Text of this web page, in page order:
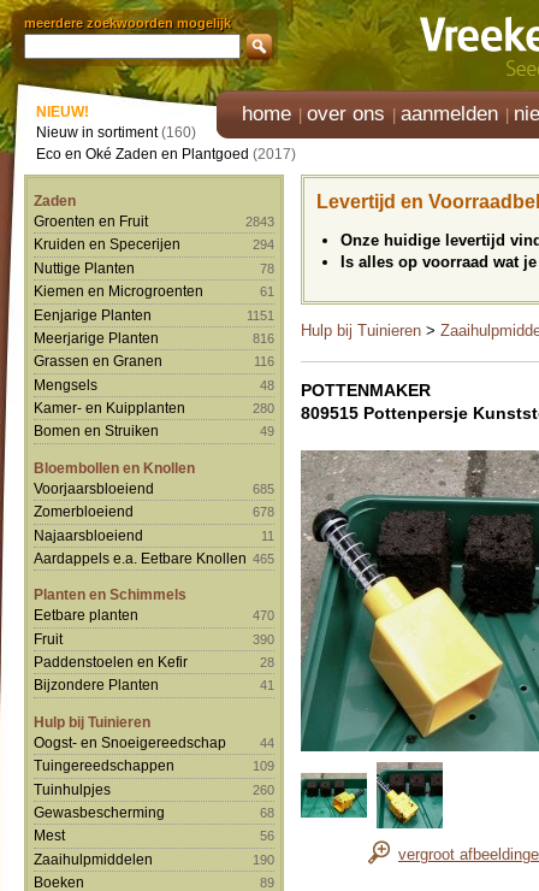
meerdere zoekwoorden mogelijk
home over ons aanmelden
NIEUW!
Nieuw in sortiment(160)
Eco en Oké Zaden en Plantgoed (2017)
Zaden
Groenten en Fruit
2843
Kruiden en Specerijen 294
Nuttige Planten 78
Kiemen en Microgroenten 61
Eenjarige Planten 1151
Meerjarige Planten 816
Grassen en Granen 116
Mengsels 48
Kamer- en Kuipplanten 280
Bomen en Struiken 49
Bloembollen en Knollen
Voorjaarsbloeiend
685
Zomerbloeiend 678
Najaarsbloeiend 11
Aardappels e.a. Eetbare Knollen 465
Planten en Schimmels
Eetbare planten
470
Fruit 390
Paddenstoelen en Kefir 28
Bijzondere Planten 41
Hulp bij Tuinieren
Oogst- en Snoeigereedschap
44
Tuingereedschappen 109
Tuinhulpjes 260
Gewasbescherming 68
Mest 56
Zaaihulpmiddelen 190
Boeken 89
Levertijd en
Onze huidige levertijd
Is alles op voorraad wat
Hulp bij Tuinieren >
POTTENMAKER
809515 Pottenpersje
vergroot